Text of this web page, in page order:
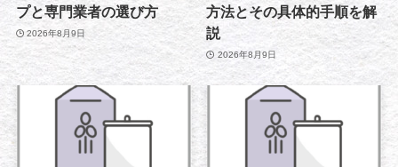
プと専門業者の選び方
2026年8月9日
方法とその具体的手順を解
説
2026年8月9日